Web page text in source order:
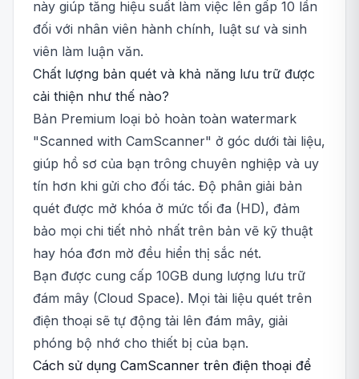
này giúp tăng hiệu suất làm việc lên gấp 10 lần
đối với nhân viên hành chính, luật sư và sinh
viên làm luận văn.
Chất lượng bản quét và khả năng lưu trữ được
cải thiện như thế nào?
Bản Premium loại bỏ hoàn toàn watermark
"Scanned with CamScanner" ở góc dưới tài liệu,
giúp hồ sơ của bạn trông chuyên nghiệp và uy
tín hơn khi gửi cho đối tác. Độ phân giải bản
quét được mở khóa ở mức tối đa (HD), đảm
bảo mọi chi tiết nhỏ nhất trên bản vẽ kỹ thuật
hay hóa đơn mờ đều hiển thị sắc nét.
Bạn được cung cấp 10GB dung lượng lưu trữ
đám mây (Cloud Space). Mọi tài liệu quét trên
điện thoại sẽ tự động tải lên đám mây, giải
phóng bộ nhớ cho thiết bị của bạn.
Cách sử dụng CamScanner trên điện thoại để